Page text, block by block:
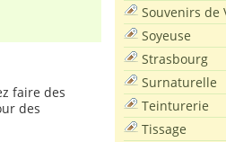
faire des
des
Souvenirs de
Soyeuse
Strasbourg
Surnaturelle
Teinturerie
Tissage